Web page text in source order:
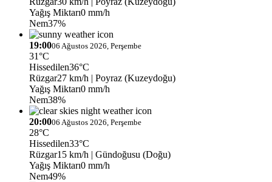
Yağış Miktarı0 mm/h
Nem37%
19:0006 Ağustos 2026, Perşembe
31°C
Hissedilen36°C
Rüzgar27 km/h | Poyraz (Kuzeydoğu)
Yağış Miktarı0 mm/h
Nem38%
20:0006 Ağustos 2026, Perşembe
28°C
Hissedilen33°C
Rüzgar15 km/h | Gündoğusu (Doğu)
Yağış Miktarı0 mm/h
Nem49%